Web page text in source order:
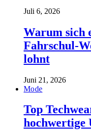
Juli 6, 2026
Warum sich
Fahrschul-
lohnt
Juni 21, 2026
Mode
Top
hochwertige